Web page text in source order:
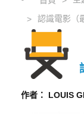
認識電影（
作者： LOUIS